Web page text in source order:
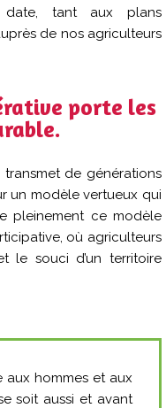
date, tant aux plans
de nos agriculteurs
porte les
de générations
un modèle vertueux qui
pleinement ce modèle
où agriculteurs
le souci d’un territoire
aux hommes et aux
soit aussi et avant